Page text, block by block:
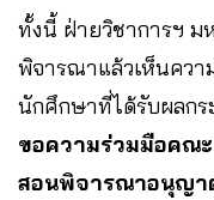
ทั้งนี้ ฝ่ายวิชาการฯ ม
พิจารณาแล้วเห็นควา
นักศึกษาที่ได้รับผลกร
ขอความร่วมมือคณ
สอนพิจารณาอนุญา